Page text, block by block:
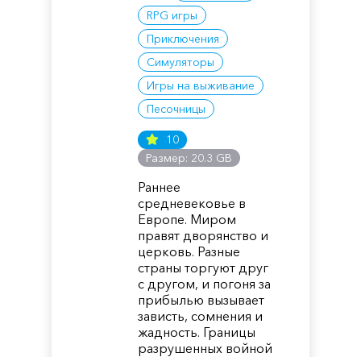
RPG игры
Приключения
Симуляторы
Игры на выживание
Песочницы
10
Размер: 20.3 GB
Раннее
средневековье в
Европе. Миром
правят дворянство и
церковь. Разные
страны торгуют друг
с другом, и погоня за
прибылью вызывает
зависть, сомнения и
жадность. Границы
разрушенных войной